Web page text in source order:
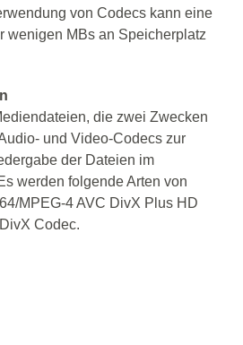
von Codecs kann eine
wenigen MBs an Speicherplatz
die zwei Zwecken
und Video-Codecs zur
der Dateien im
werden folgende Arten von
MPEG-4 AVC DivX Plus HD
Codec.